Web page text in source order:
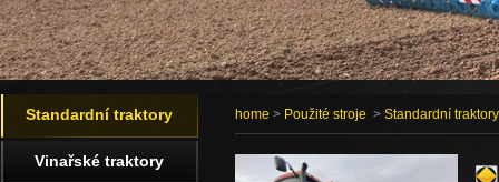
home > Použité stroje > Standardní traktory
Standardní traktory
Vinařské traktory